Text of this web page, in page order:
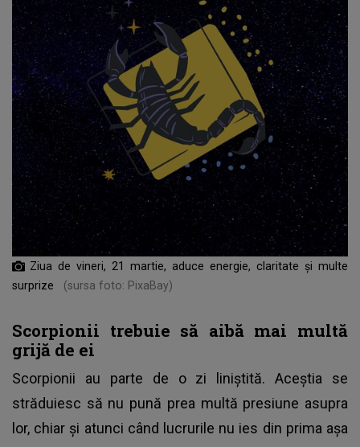
Ziua de vineri, 21 martie, aduce energie, claritate și multe
surprize
(sursa foto: PixaBay)
Scorpionii trebuie să aibă mai multă
grijă de ei
Scorpionii au parte de o zi liniștită. Aceștia se
străduiesc să nu pună prea multă presiune asupra
lor, chiar și atunci când lucrurile nu ies din prima așa